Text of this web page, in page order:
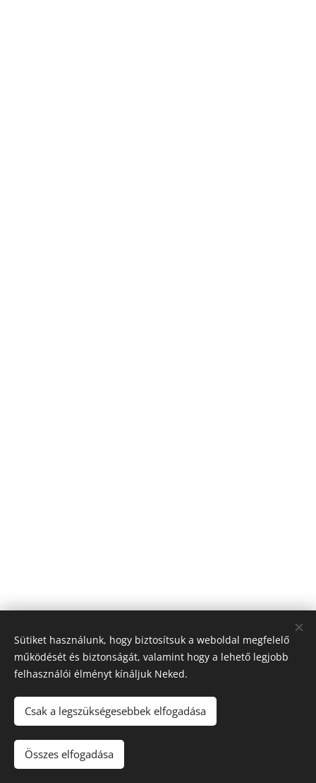
© 2026 Nagyfólia Kft. Minden jog fenntartva
Sütik
Sütiket használunk, hogy biztosítsuk a weboldal megfelelő
működését és biztonságát, valamint hogy a lehető legjobb
felhasználói élményt kínáljuk Neked.
Csak a legszükségesebbek elfogadása
Összes elfogadása